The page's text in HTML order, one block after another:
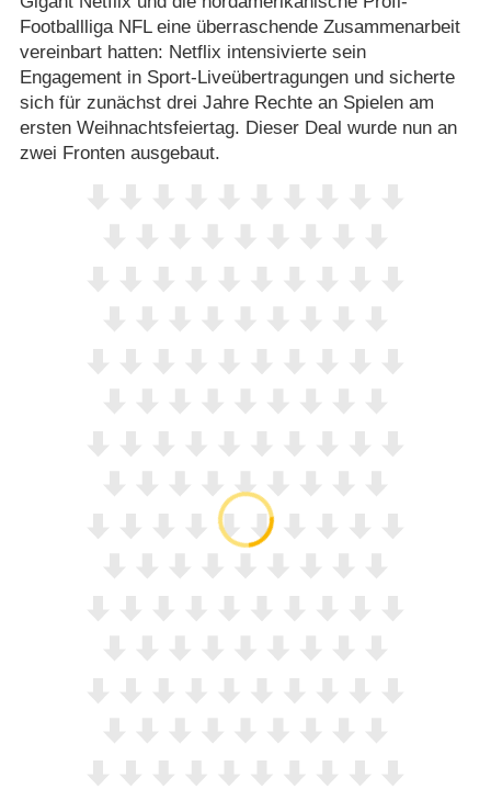
Footballliga NFL eine überraschende Zusammenarbeit
vereinbart hatten: Netflix intensivierte sein
Engagement in Sport-Liveübertragungen und sicherte
sich für zunächst drei Jahre Rechte an Spielen am
ersten Weihnachtsfeiertag. Dieser Deal wurde nun an
zwei Fronten ausgebaut.